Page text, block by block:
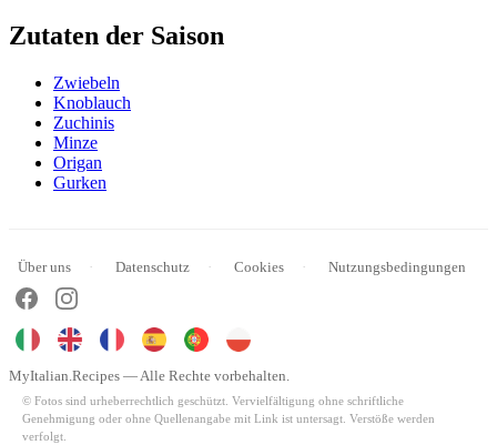
Zutaten der Saison
Zwiebeln
Knoblauch
Zuchinis
Minze
Origan
Gurken
Über uns Datenschutz Cookies Nutzungsbedingungen
MyItalian.Recipes — Alle Rechte vorbehalten.
© Fotos sind urheberrechtlich geschützt. Vervielfältigung ohne schriftliche
Genehmigung oder ohne Quellenangabe mit Link ist untersagt. Verstöße werden
verfolgt.